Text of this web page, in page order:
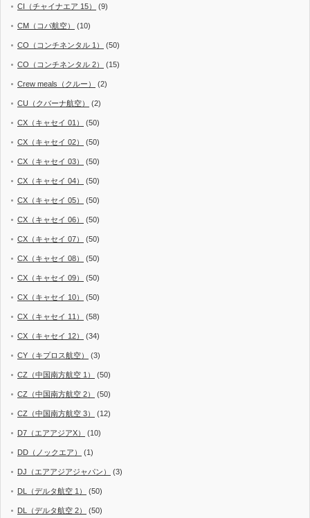
CI（チャイナエア 15） (9)
CM（コパ航空） (10)
CO（コンチネンタル 1） (50)
CO（コンチネンタル 2） (15)
Crew meals（クルー） (2)
CU（クバーナ航空） (2)
CX（キャセイ 01） (50)
CX（キャセイ 02） (50)
CX（キャセイ 03） (50)
CX（キャセイ 04） (50)
CX（キャセイ 05） (50)
CX（キャセイ 06） (50)
CX（キャセイ 07） (50)
CX（キャセイ 08） (50)
CX（キャセイ 09） (50)
CX（キャセイ 10） (50)
CX（キャセイ 11） (58)
CX（キャセイ 12） (34)
CY（キプロス航空） (3)
CZ（中国南方航空 1） (50)
CZ（中国南方航空 2） (50)
CZ（中国南方航空 3） (12)
D7（エアアジアX） (10)
DD（ノックエア） (1)
DJ（エアアジアジャパン） (3)
DL（デルタ航空 1） (50)
DL（デルタ航空 2） (50)